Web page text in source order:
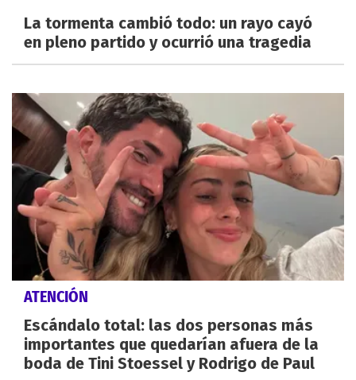
La tormenta cambió todo: un rayo cayó
en pleno partido y ocurrió una tragedia
ATENCIÓN
Escándalo total: las dos personas más
importantes que quedarían afuera de la
boda de Tini Stoessel y Rodrigo de Paul